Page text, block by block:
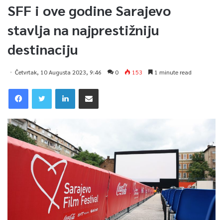
SFF i ove godine Sarajevo
stavlja na najprestižniju
destinaciju
Četvrtak, 10 Augusta 2023, 9:46 0 153 1 minute read